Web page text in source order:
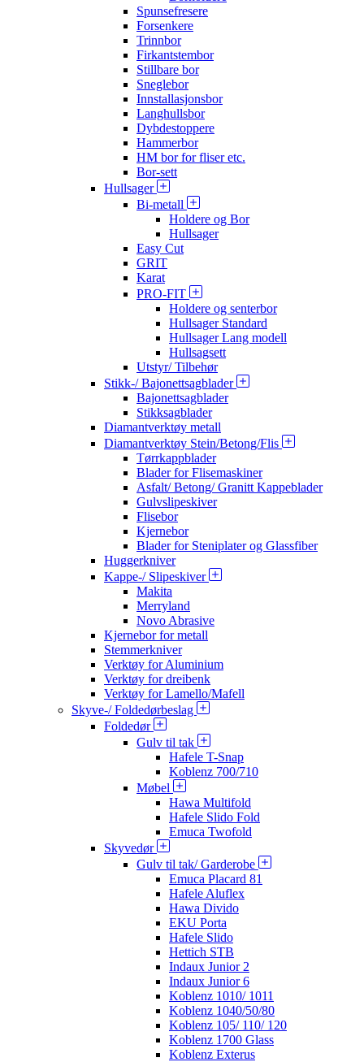
Spunsefresere
Forsenkere
Trinnbor
Firkantstembor
Stillbare bor
Sneglebor
Innstallasjonsbor
Langhullsbor
Dybdestoppere
Hammerbor
HM bor for fliser etc.
Bor-sett
Hullsager
Bi-metall
Holdere og Bor
Hullsager
Easy Cut
GRIT
Karat
PRO-FIT
Holdere og senterbor
Hullsager Standard
Hullsager Lang modell
Hullsagsett
Utstyr/ Tilbehør
Stikk-/ Bajonettsagblader
Bajonettsagblader
Stikksagblader
Diamantverktøy metall
Diamantverktøy Stein/Betong/Flis
Tørrkappblader
Blader for Flisemaskiner
Asfalt/ Betong/ Granitt Kappeblader
Gulvslipeskiver
Flisebor
Kjernebor
Blader for Steniplater og Glassfiber
Huggerkniver
Kappe-/ Slipeskiver
Makita
Merryland
Novo Abrasive
Kjernebor for metall
Stemmerkniver
Verktøy for Aluminium
Verktøy for dreibenk
Verktøy for Lamello/Mafell
Skyve-/ Foldedørbeslag
Foldedør
Gulv til tak
Hafele T-Snap
Koblenz 700/710
Møbel
Hawa Multifold
Hafele Slido Fold
Emuca Twofold
Skyvedør
Gulv til tak/ Garderobe
Emuca Placard 81
Hafele Aluflex
Hawa Divido
EKU Porta
Hafele Slido
Hettich STB
Indaux Junior 2
Indaux Junior 6
Koblenz 1010/ 1011
Koblenz 1040/50/80
Koblenz 105/ 110/ 120
Koblenz 1700 Glass
Koblenz Exterus